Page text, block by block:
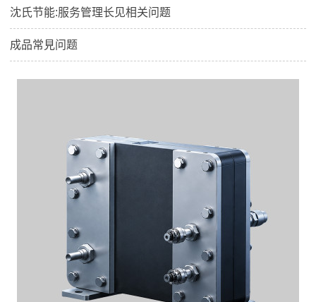
沈氏节能:服务管理长见相关问题
成品常見问题